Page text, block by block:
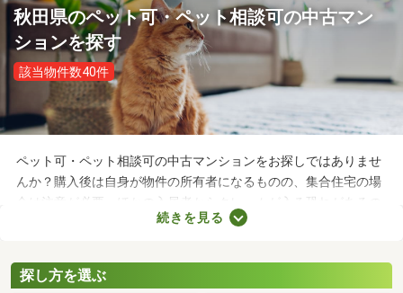
秋田県のペット可・ペット相談可の中古マン
ションを探す
該当物件数40件
ペット可・ペット相談可の中古マンションをお探しではありませ
んか？購入後は自身が物件の所有者になるものの、集合住宅の場
合は注意が必要。ほかの入居者からクレームが入る恐れがあるの
で、大切な家族と引っ越す際は、ペット可の物件を選ぶことが大
するので、ペットと快適に暮らせるお部屋を見つけてください
ね。
続きを見る
探し方を選ぶ